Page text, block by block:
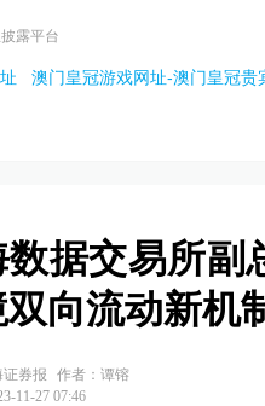
露平台
澳门皇冠游戏网址-澳门皇冠贵
数据交易所副
双向流动新机
券报
作者：谭镕
11-27 07:46